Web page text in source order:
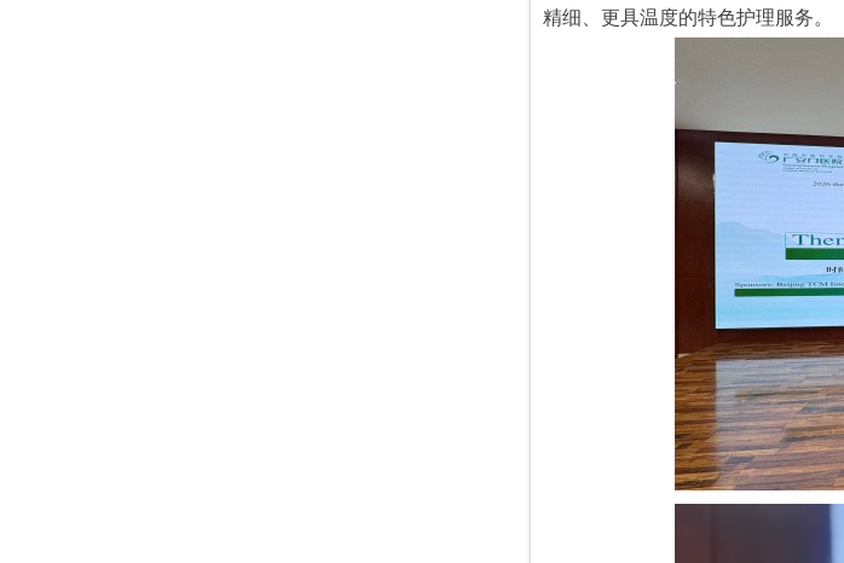
精细、更具温度的特色护理服务。